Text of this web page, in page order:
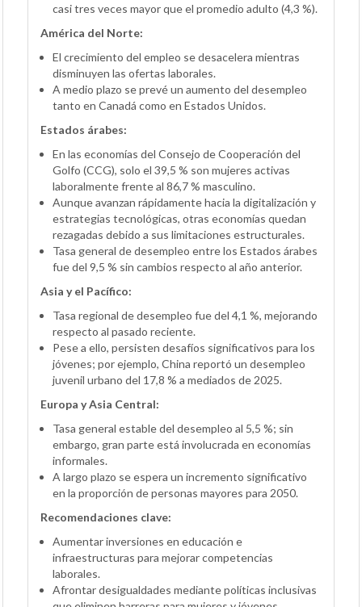
casi tres veces mayor que el promedio adulto (4,3 %).
América del Norte:
El crecimiento del empleo se desacelera mientras
disminuyen las ofertas laborales.
A medio plazo se prevé un aumento del desempleo
tanto en Canadá como en Estados Unidos.
Estados árabes:
En las economías del Consejo de Cooperación del
Golfo (CCG), solo el 39,5 % son mujeres activas
laboralmente frente al 86,7 % masculino.
Aunque avanzan rápidamente hacia la digitalización y
estrategias tecnológicas, otras economías quedan
rezagadas debido a sus limitaciones estructurales.
Tasa general de desempleo entre los Estados árabes
fue del 9,5 % sin cambios respecto al año anterior.
Asia y el Pacífico:
Tasa regional de desempleo fue del 4,1 %, mejorando
respecto al pasado reciente.
Pese a ello, persisten desafíos significativos para los
jóvenes; por ejemplo, China reportó un desempleo
juvenil urbano del 17,8 % a mediados de 2025.
Europa y Asia Central:
Tasa general estable del desempleo al 5,5 %; sin
embargo, gran parte está involucrada en economías
informales.
A largo plazo se espera un incremento significativo
en la proporción de personas mayores para 2050.
Recomendaciones clave:
Aumentar inversiones en educación e
infraestructuras para mejorar competencias
laborales.
Afrontar desigualdades mediante políticas inclusivas